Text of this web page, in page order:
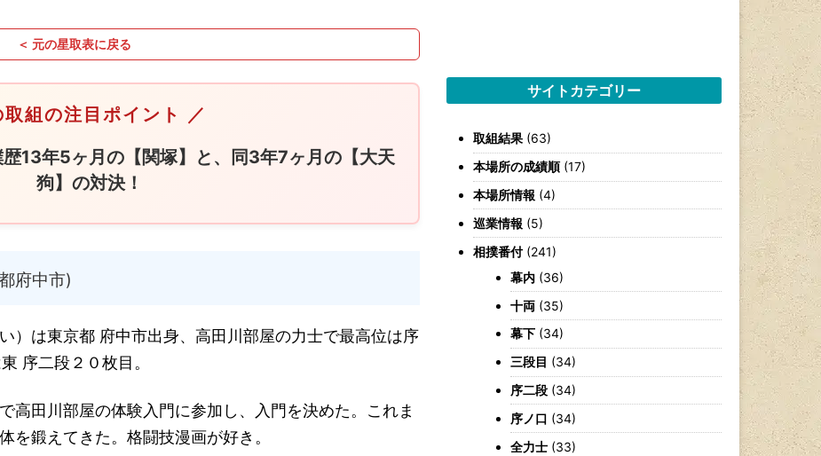
＜ 元の星取表に戻る
取組の注目ポイント ／
13年5ヶ月の【関塚】と、同3年7ヶ月の【大天
狗】の対決！
府中市)
は東京都 府中市出身、高田川部屋の力士で最高位は序
序二段２０枚目。
高田川部屋の体験入門に参加し、入門を決めた。これま
を鍛えてきた。格闘技漫画が好き。
サイトカテゴリー
取組結果 (63)
本場所の成績順(17)
本場所情報 (4)
巡業情報 (5)
相撲番付(241)
幕内 (36)
十両 (35)
幕下 (34)
三段目 (34)
序二段 (34)
序ノ口 (34)
全力士 (33)